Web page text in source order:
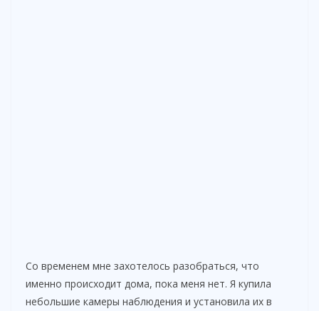
Со временем мне захотелось разобраться, что
именно происходит дома, пока меня нет. Я купила
небольшие камеры наблюдения и установила их в